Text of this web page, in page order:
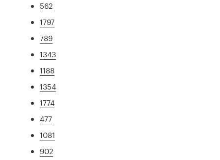
562
1797
789
1343
1188
1354
1774
477
1081
902